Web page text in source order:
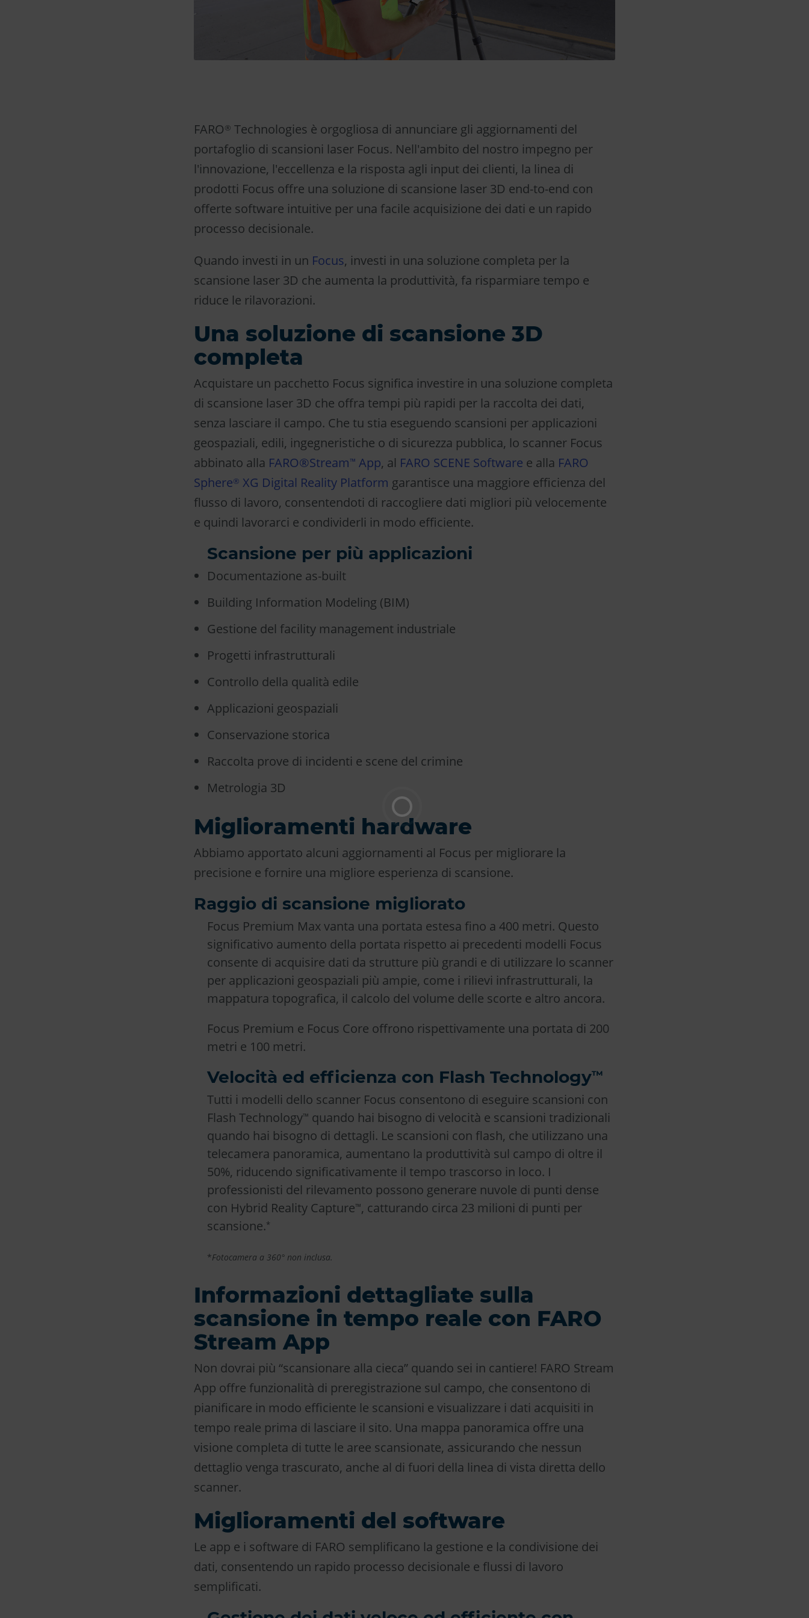
FARO® Technologies è orgogliosa di annunciare gli aggiornamenti del
portafoglio di scansioni laser Focus. Nell'ambito del nostro impegno per
l'innovazione, l'eccellenza e la risposta agli input dei clienti, la linea di
prodotti Focus offre una soluzione di scansione laser 3D end-to-end con
offerte software intuitive per una facile acquisizione dei dati e un rapido
processo decisionale.
Quando investi in un Focus, investi in una soluzione completa per la
scansione laser 3D che aumenta la produttività, fa risparmiare tempo e
riduce le rilavorazioni.
Una soluzione di scansione 3D
completa
Acquistare un pacchetto Focus significa investire in una soluzione completa
di scansione laser 3D che offra tempi più rapidi per la raccolta dei dati,
senza lasciare il campo. Che tu stia eseguendo scansioni per applicazioni
geospaziali, edili, ingegneristiche o di sicurezza pubblica, lo scanner Focus
abbinato alla FARO®Stream™ App, al FARO SCENE Software e alla FARO
Sphere® XG Digital Reality Platform garantisce una maggiore efficienza del
flusso di lavoro, consentendoti di raccogliere dati migliori più velocemente
e quindi lavorarci e condividerli in modo efficiente.
Scansione per più applicazioni
Documentazione as-built
Building Information Modeling (BIM)
Gestione del facility management industriale
Progetti infrastrutturali
Controllo della qualità edile
Applicazioni geospaziali
Conservazione storica
Raccolta prove di incidenti e scene del crimine
Metrologia 3D
Miglioramenti hardware
Abbiamo apportato alcuni aggiornamenti al Focus per migliorare la
precisione e fornire una migliore esperienza di scansione.
Raggio di scansione migliorato
Focus Premium Max vanta una portata estesa fino a 400 metri. Questo
significativo aumento della portata rispetto ai precedenti modelli Focus
consente di acquisire dati da strutture più grandi e di utilizzare lo scanner
per applicazioni geospaziali più ampie, come i rilievi infrastrutturali, la
mappatura topografica, il calcolo del volume delle scorte e altro ancora.
Focus Premium e Focus Core offrono rispettivamente una portata di 200
metri e 100 metri.
Velocità ed efficienza con Flash Technology™
Tutti i modelli dello scanner Focus consentono di eseguire scansioni con
Flash Technology™ quando hai bisogno di velocità e scansioni tradizionali
quando hai bisogno di dettagli. Le scansioni con flash, che utilizzano una
telecamera panoramica, aumentano la produttività sul campo di oltre il
50%, riducendo significativamente il tempo trascorso in loco. I
professionisti del rilevamento possono generare nuvole di punti dense
con Hybrid Reality Capture™, catturando circa 23 milioni di punti per
scansione.*
*Fotocamera a 360° non inclusa.
Informazioni dettagliate sulla
scansione in tempo reale con FARO
Stream App
Non dovrai più “scansionare alla cieca” quando sei in cantiere! FARO Stream
App offre funzionalità di preregistrazione sul campo, che consentono di
pianificare in modo efficiente le scansioni e visualizzare i dati acquisiti in
tempo reale prima di lasciare il sito. Una mappa panoramica offre una
visione completa di tutte le aree scansionate, assicurando che nessun
dettaglio venga trascurato, anche al di fuori della linea di vista diretta dello
scanner.
Miglioramenti del software
Le app e i software di FARO semplificano la gestione e la condivisione dei
dati, consentendo un rapido processo decisionale e flussi di lavoro
semplificati.